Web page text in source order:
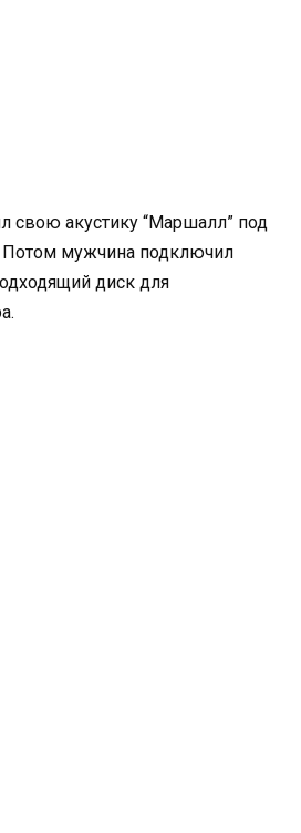
свою акустику “Маршалл” под
Потом мужчина подключил
диск для